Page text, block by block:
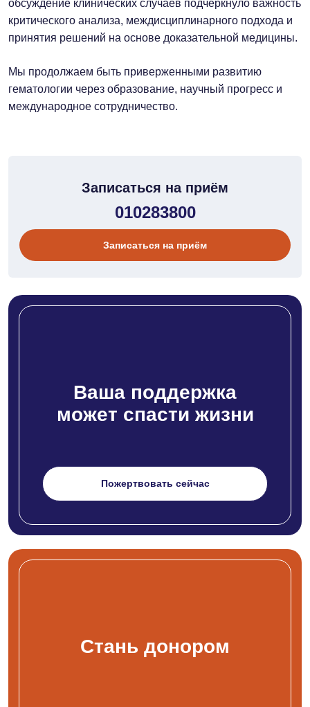
обсуждение клинических случаев подчеркнуло важность
критического анализа, междисциплинарного подхода и
принятия решений на основе доказательной медицины.
Мы продолжаем быть приверженными развитию
гематологии через образование, научный прогресс и
международное сотрудничество.
Записаться на приём
010283800
Записаться на приём
Ваша поддержка
может спасти жизни
Пожертвовать сейчас
Стань донором